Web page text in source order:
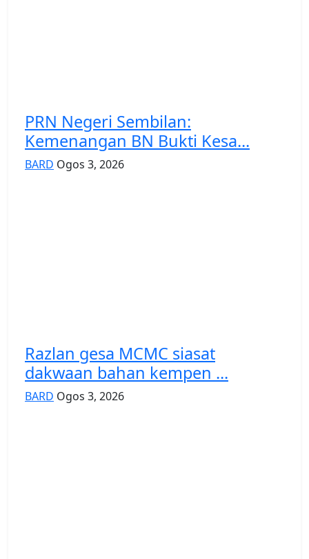
PRN Negeri Sembilan:
Kemenangan BN Bukti Kesa...
BARD Ogos 3, 2026
Razlan gesa MCMC siasat
dakwaan bahan kempen ...
BARD Ogos 3, 2026